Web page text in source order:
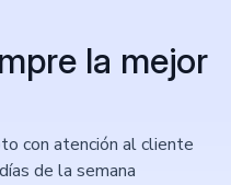
la mejor
con atención al cliente
de la semana